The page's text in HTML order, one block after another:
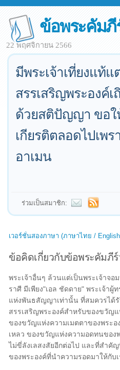
ข้อพระคัมภี
22 พฤศจิกายน 2566
มีพระเจ้าเที่ยงแท้แ
สรรเสริญพระองค์
ด้วยสติปัญญา ขอใ
เกียรติตลอดไปเพ
อาเมน
ร่วมเป็นสมาชิก:
เวอร์ชั่นสองภาษา (ภาษาไทย /
ข้อคิดเกี่ยวกับข้อพระคัมภี
พระเจ้าอื่นๆ ล้วนแต่เป็นพระเจ้าจ
ราศี มีเพียง"เอล ชัดดาย" พระเจ้าผู้
แห่งพันธสัญญาเท่านั้น ที่สมควรได้รั
สรรเสริญพระองค์สำหรับของขวัญ
ของขวัญแห่งความเมตตาของพระ
เหลว ของขวัญแห่งความอดทนของ
ไม่ขี่ลังเลสงสัยอีกต่อไป และที่สำคั
ของพระองค์ที่นำความรอดมาให้กับเ